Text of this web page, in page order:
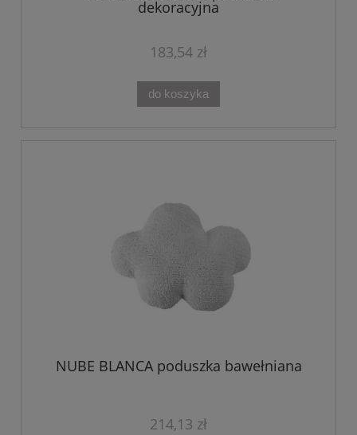
dekoracyjna
183,54 zł
do koszyka
NUBE BLANCA poduszka bawełniana
214,13 zł